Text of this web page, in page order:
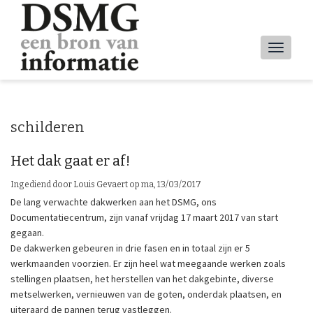
Main
schilderen
Het dak gaat er af!
Ingediend door Louis Gevaert op ma, 13/03/2017
De lang verwachte dakwerken aan het DSMG, ons
Documentatiecentrum, zijn vanaf vrijdag 17 maart 2017 van start
gegaan.
De dakwerken gebeuren in drie fasen en in totaal zijn er 5
werkmaanden voorzien. Er zijn heel wat meegaande werken zoals
stellingen plaatsen, het herstellen van het dakgebinte, diverse
metselwerken, vernieuwen van de goten, onderdak plaatsen, en
uiteraard de pannen terug vastleggen.